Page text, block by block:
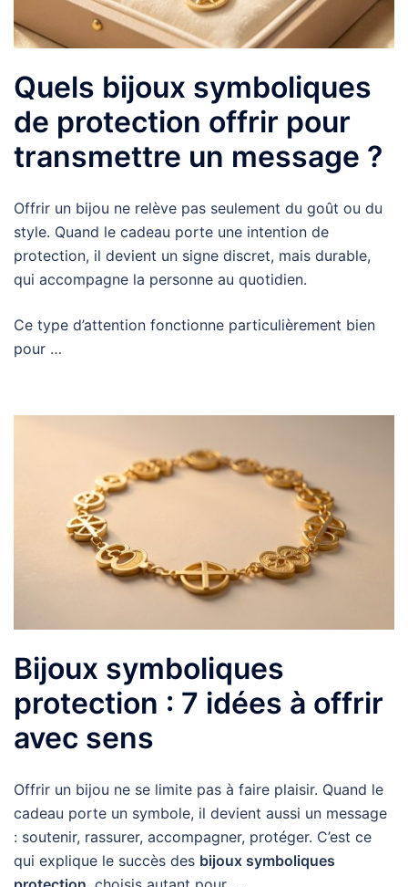
Quels bijoux symboliques
de protection offrir pour
transmettre un message ?
Offrir un bijou ne relève pas seulement du goût ou du
style. Quand le cadeau porte une intention de
protection, il devient un signe discret, mais durable,
qui accompagne la personne au quotidien.
Ce type d’attention fonctionne particulièrement bien
pour …
Bijoux symboliques
protection : 7 idées à offrir
avec sens
Offrir un bijou ne se limite pas à faire plaisir. Quand le
cadeau porte un symbole, il devient aussi un message
: soutenir, rassurer, accompagner, protéger. C’est ce
qui explique le succès des bijoux symboliques